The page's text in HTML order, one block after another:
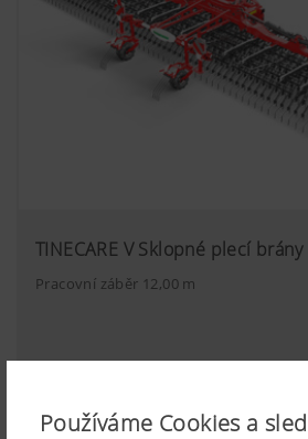
Používáme Cookies a
TINECARE V Sklopné plecí brány
Pracovní záběr 12,00 m